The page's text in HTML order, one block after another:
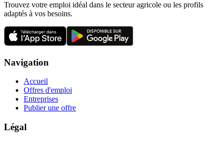
Trouvez votre emploi idéal dans le secteur agricole ou les profils
adaptés à vos besoins.
Navigation
Accueil
Offres d'emploi
Entreprises
Publier une offre
Légal